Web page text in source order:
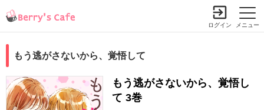
メニュー
ログイン
もう逃がさないから、覚悟して
もう逃がさないから、覚悟し
て 3巻